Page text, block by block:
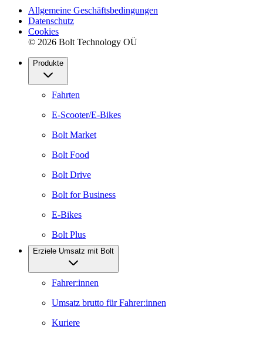
Allgemeine Geschäftsbedingungen
Datenschutz
Cookies
© 2026 Bolt Technology OÜ
Produkte
Fahrten
E-Scooter/E-Bikes
Bolt Market
Bolt Food
Bolt Drive
Bolt for Business
E-Bikes
Bolt Plus
Erziele Umsatz mit Bolt
Fahrer:innen
Umsatz brutto für Fahrer:innen
Kuriere